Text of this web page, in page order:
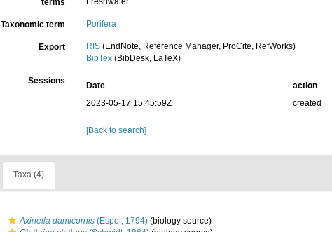
terms
Taxonomic term Porifera
Export RIS (EndNote, Reference Manager, ProCite, RefWorks)
BibTex (BibDesk, LaTeX)
Sessions Date action
2023-05-17 15:45:59Z
created
[Back to search]
Taxa (4)
Axinella damicornis (Esper, 1794) (biology source)